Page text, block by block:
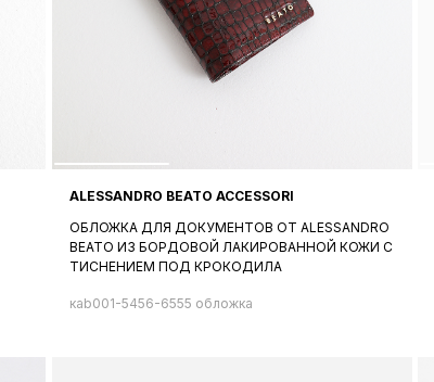
ALESSANDRO BEATO ACCESSORI
ОБЛОЖКА ДЛЯ ДОКУМЕНТОВ ОТ ALESSANDRO
BEATO ИЗ БОРДОВОЙ ЛАКИРОВАННОЙ КОЖИ С
ТИСНЕНИЕМ ПОД КРОКОДИЛА
кab001-5456-6555 обложка